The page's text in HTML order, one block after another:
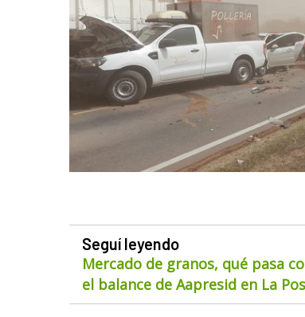
Seguí leyendo
Mercado de granos, qué pasa
el balance de Aapresid en La